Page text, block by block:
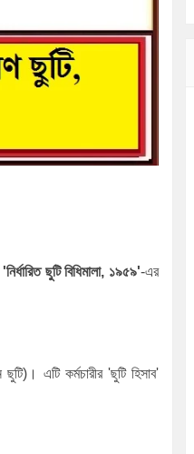
'নির্ধারিত ছুটি বিধিমালা, ১৯৫৯'-এর
এটি কর্মচারীর 'ছুটি হিসাব'